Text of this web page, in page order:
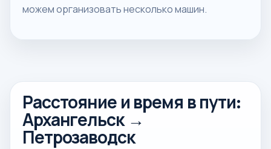
можем организовать несколько машин.
Расстояние и время в пути:
Архангельск →
Петрозаводск